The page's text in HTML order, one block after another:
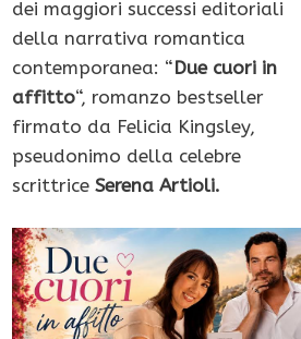
dei maggiori successi editoriali
della narrativa romantica
contemporanea: “Due cuori in
affitto“, romanzo bestseller
firmato da Felicia Kingsley,
pseudonimo della celebre
scrittriceSerena Artioli.